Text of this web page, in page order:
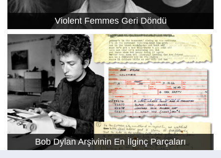
Violent Femmes Geri Döndü
Bob Dylan Arşivinin En İlginç Parçaları